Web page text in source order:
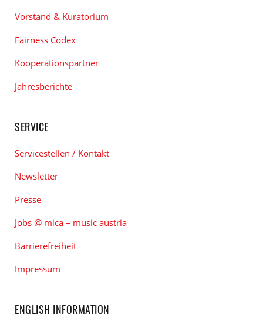
Vorstand & Kuratorium
Fairness Codex
Kooperationspartner
Jahresberichte
SERVICE
Servicestellen / Kontakt
Newsletter
Presse
Jobs @ mica – music austria
Barrierefreiheit
Impressum
ENGLISH INFORMATION